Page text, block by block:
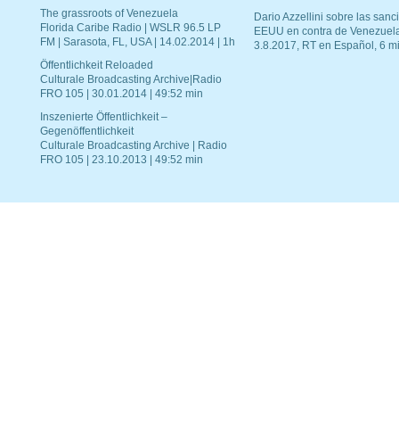
The grassroots of Venezuela
Florida Caribe Radio | WSLR 96.5 LP
FM | Sarasota, FL, USA | 14.02.2014 | 1h
Öffentlichkeit Reloaded
Culturale Broadcasting Archive|Radio
FRO 105 | 30.01.2014 | 49:52 min
Inszenierte Öffentlichkeit –
Gegenöffentlichkeit
Culturale Broadcasting Archive | Radio
FRO 105 | 23.10.2013 | 49:52 min
Dario Azzellini sobre las
EEUU en contra de
3.8.2017, RT en Español, 6